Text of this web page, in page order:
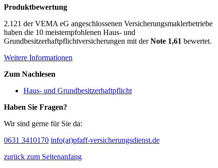
Produktbewertung
2.121 der VEMA eG angeschlossenen Versicherungsmaklerbetriebe
haben die 10 meistempfohlenen Haus- und
Grundbesitzerhaftpflichtversicherungen mit derNote 1,61 bewertet.
Weitere Informationen
Zum Nachlesen
Haus- und Grundbesitzerhaftpflicht
Haben Sie Fragen?
Wir sind gerne für Sie da:
0631 3410170 info(at)pfaff-versicherungsdienst.de
zurück zum Seitenanfang